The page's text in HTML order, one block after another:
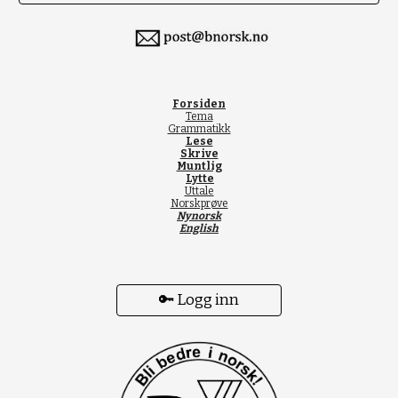
Forsiden
Tema
Grammatikk
Lese
Skrive
Muntlig
Lytte
Uttale
Norskprøve
Nynorsk
English
🔑 Logg inn